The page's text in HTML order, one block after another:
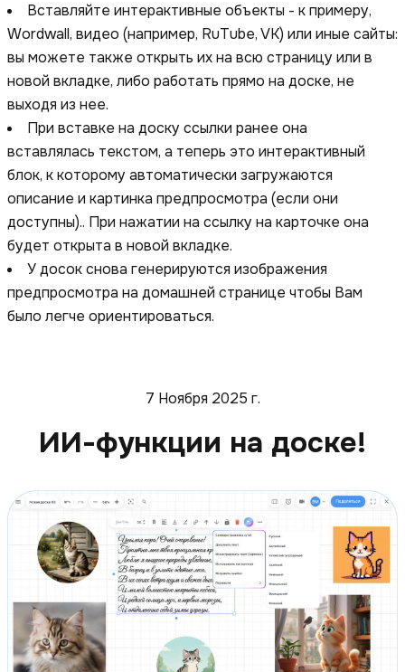
Вставляйте интерактивные объекты - к примеру,
Wordwall, видео (например, RuTube, VK) или иные сайты:
вы можете также открыть их на всю страницу или в
новой вкладке, либо работать прямо на доске, не
выходя из нее.
При вставке на доску ссылки ранее она
вставлялась текстом, а теперь это интерактивный
блок, к которому автоматически загружаются
описание и картинка предпросмотра (если они
доступны).. При нажатии на ссылку на карточке она
будет открыта в новой вкладке.
У досок снова генерируются изображения
предпросмотра на домашней странице чтобы Вам
было легче ориентироваться.
7 Ноября 2025 г.
ИИ-функции на доске!